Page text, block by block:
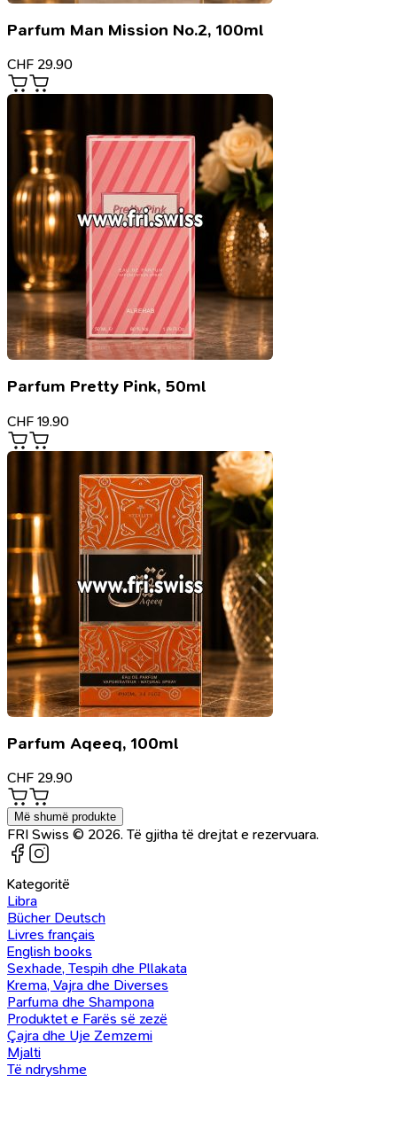
Parfum Man Mission No.2, 100ml
CHF 29.90
Parfum Pretty Pink, 50ml
CHF 19.90
Parfum Aqeeq, 100ml
CHF 29.90
Më shumë produkte
FRI Swiss © 2026. Të gjitha të drejtat e rezervuara.
Kategoritë
Libra
Bücher Deutsch
Livres français
English books
Sexhade, Tespih dhe Pllakata
Krema, Vajra dhe Diverses
Parfuma dhe Shampona
Produktet e Farës së zezë
Çajra dhe Uje Zemzemi
Mjalti
Të ndryshme